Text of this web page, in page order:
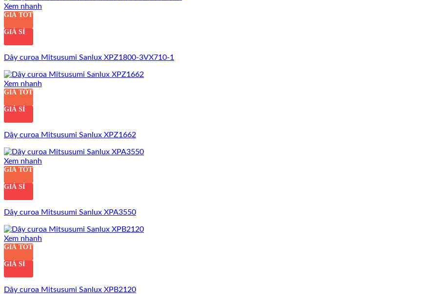
Xem nhanh
GIÁ TỐT
GIÁ SỈ
Dây curoa Mitsusumi Sanlux XPZ1800-3VX710-1
Xem nhanh
GIÁ TỐT
GIÁ SỈ
Dây curoa Mitsusumi Sanlux XPZ1662
Xem nhanh
GIÁ TỐT
GIÁ SỈ
Dây curoa Mitsusumi Sanlux XPA3550
Xem nhanh
GIÁ TỐT
GIÁ SỈ
Dây curoa Mitsusumi Sanlux XPB2120